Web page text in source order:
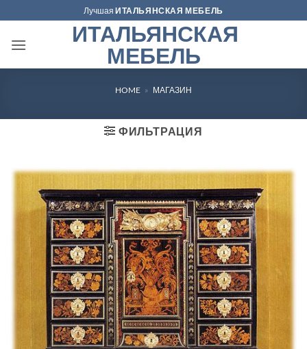
to
content
ЛучшаяИТАЛЬЯНСКАЯ МЕБЕЛЬ
ИТАЛЬЯНСКАЯ
МЕБЕЛЬ
HOME » МАГАЗИН
ФИЛЬТРАЦИЯ